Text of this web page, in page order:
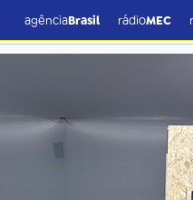
agênciaBrasil rádioMEC